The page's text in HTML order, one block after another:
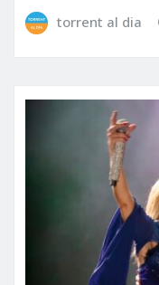
torrent al dia